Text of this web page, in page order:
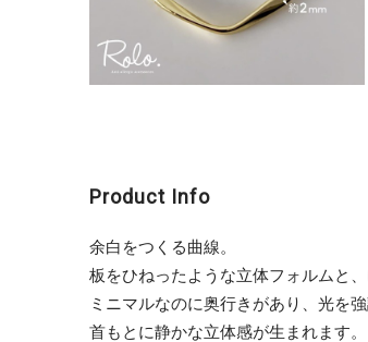
Product Info
余白をつくる曲線。
板をひねったような立体フォルムと
ミニマルなのに奥行きがあり、光を
首もとに静かな立体感が生まれます。